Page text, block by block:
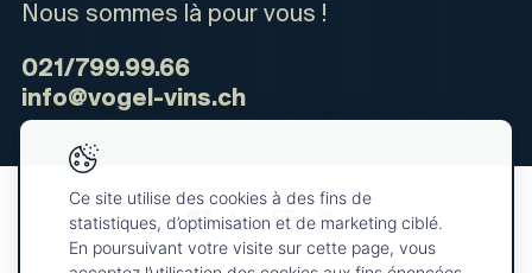
Nous sommes là pour vous !
021/799.99.66
info@vogel-vins.ch
Ce site utilise des cookies à des fins de
statistiques, d’optimisation et de marketing ciblé.
En poursuivant votre visite sur cette page, vous